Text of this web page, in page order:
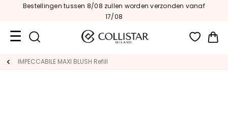
Bestellingen tussen 8/08 zullen worden verzonden vanaf
17/08
Travel
IMPECCABILE MAXI BLUSH Refill